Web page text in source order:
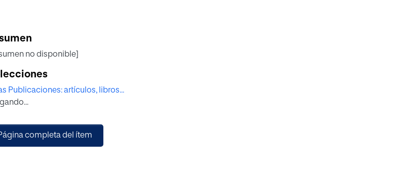
no disponible]
Publicaciones: artículos, libros...
completa del ítem